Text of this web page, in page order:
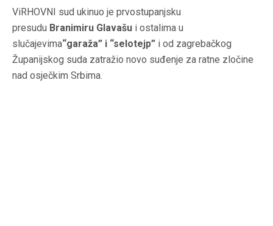
ViRHOVNI sud ukinuo je prvostupanjsku
presudu Branimiru Glavašu i ostalima u
slučajevima“garaža” i “selotejp” i od zagrebačkog
Županijskog suda zatražio novo suđenje za ratne zločine
nad osječkim Srbima.